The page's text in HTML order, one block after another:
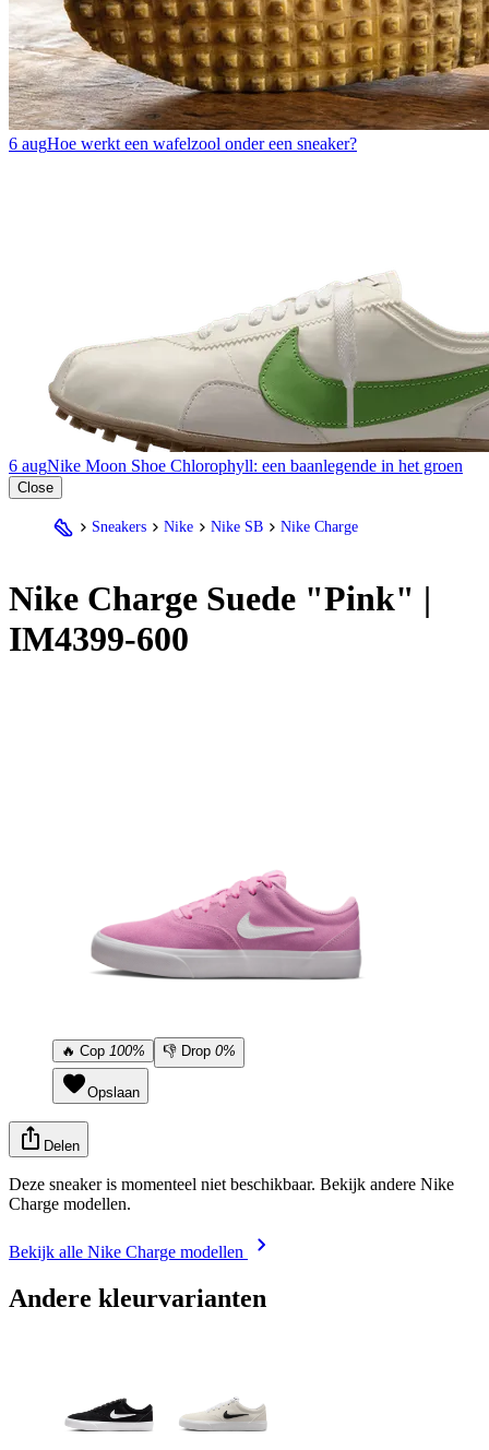
6 augHoe werkt een wafelzool onder een sneaker?
6 augNike Moon Shoe Chlorophyll: een baanlegende in het groen
Close
Sneakers Nike Nike SB Nike Charge
Nike Charge Suede "Pink" |
IM4399-600
🔥 Cop 100% 👎 Drop 0%
Opslaan
Delen
Deze sneaker is momenteel niet beschikbaar. Bekijk andere Nike
Charge modellen.
Bekijk alle Nike Charge modellen
Andere kleurvarianten